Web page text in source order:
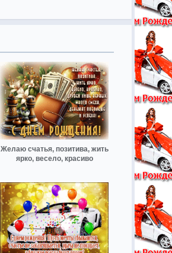
Желаю счатья, позитива, жить
ярко, весело, красиво